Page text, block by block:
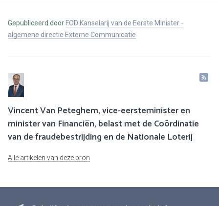
Gepubliceerd door FOD Kanselarij van de Eerste Minister -
algemene directie Externe Communicatie
Vincent Van Peteghem, vice-eersteminister en
minister van Financiën, belast met de Coördinatie
van de fraudebestrijding en de Nationale Loterij
Alle artikelen van deze bron